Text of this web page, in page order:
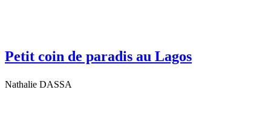
Petit coin de paradis au Lagos
Nathalie DASSA